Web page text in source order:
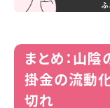
まとめ：山陰
掛金の流動
切れ